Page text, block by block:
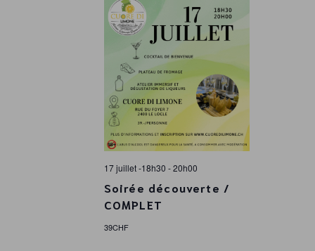
Soirée découverte /
COMPLET
17 juillet -18h30 -20h00
39CHF